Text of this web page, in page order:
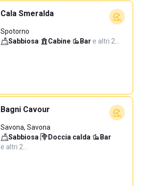
Cala Smeralda
Spotorno
Sabbiosa· Cabine· Bar·e altri 2…
Bagni Cavour
Savona, Savona
Sabbiosa· Doccia calda· Bar·
e altri 2…